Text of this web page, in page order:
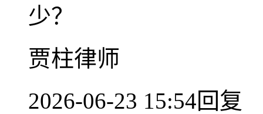
少？
贾柱律师
2026-06-23 15:54回复